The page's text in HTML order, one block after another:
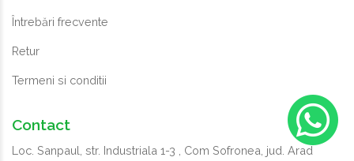
Întrebări frecvente
Retur
Termeni si conditii
Contact
Loc. Sanpaul, str. Industriala 1-3 , Com Sofronea, jud. Arad